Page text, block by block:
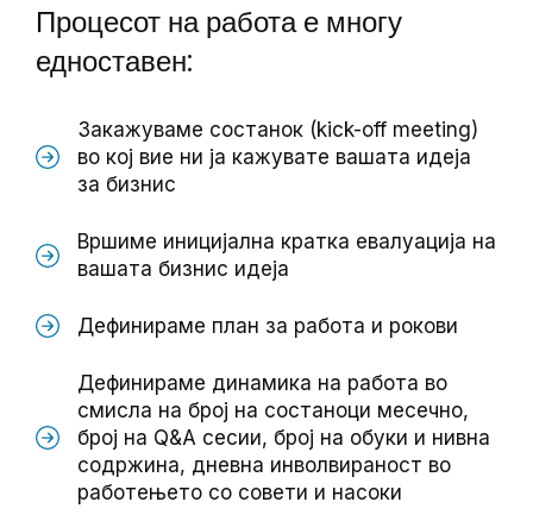
Процесот на работа е многу
едноставен:
Закажуваме состанок (kick-off meeting)
во кој вие ни ја кажувате вашата идеја
за бизнис
Вршиме иницијална кратка евалуација на
вашата бизнис идеја
Дефинираме план за работа и рокови
Дефинираме динамика на работа во
смисла на број на состаноци месечно,
број на Q&A сесии, број на обуки и нивна
содржина, дневна инволвираност во
работењето со совети и насоки